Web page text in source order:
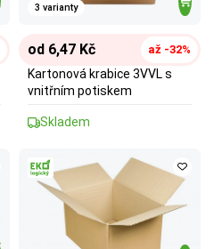
3 varianty
od 6,47 Kč až -32%
Kartonová krabice 3VVL s
vnitřním potiskem
Skladem